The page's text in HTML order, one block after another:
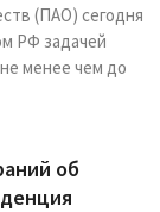
(ПАО) сегодня
РФ задачей
менее чем до
об